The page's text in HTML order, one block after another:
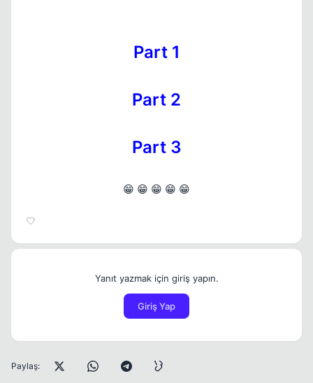
Part 1
Part 2
Part 3
😁 😁 😁 😁 😁
Yanıt yazmak için giriş yapın.
Giriş Yap
Paylaş: